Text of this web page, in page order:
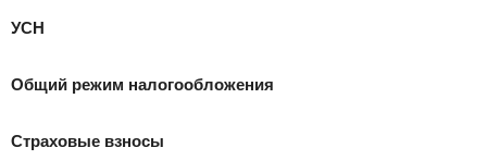
УСН
Общий режим налогообложения
Страховые взносы